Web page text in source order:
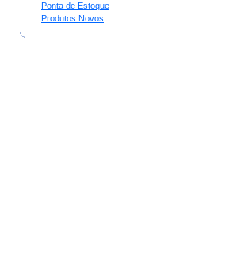
Ponta de Estoque
Produtos Novos